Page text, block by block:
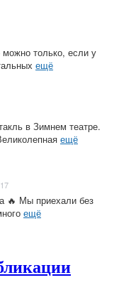
только, если у
ещё
в Зимнем театре.
ещё
🔥 Мы приехали без
ещё